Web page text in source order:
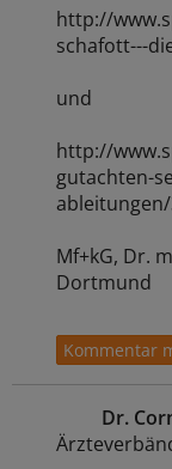
http://
schafott---
und
http://
gutachten-
Mf+kG, Dr.
Dortmund
Dr.